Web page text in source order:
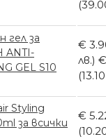
Ваничка за маникюр
€
лв.)
€